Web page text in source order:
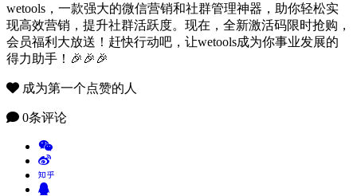
wetools，一款强大的微信营销和社群管理神器，助你轻松实
现高效营销，提升社群活跃度。现在，全新激活码限时抢购，
会员福利大放送！赶快行动吧，让wetools成为你事业发展的
得力助手！🎉🎉🎉
成为第一个点赞的人
0条评论